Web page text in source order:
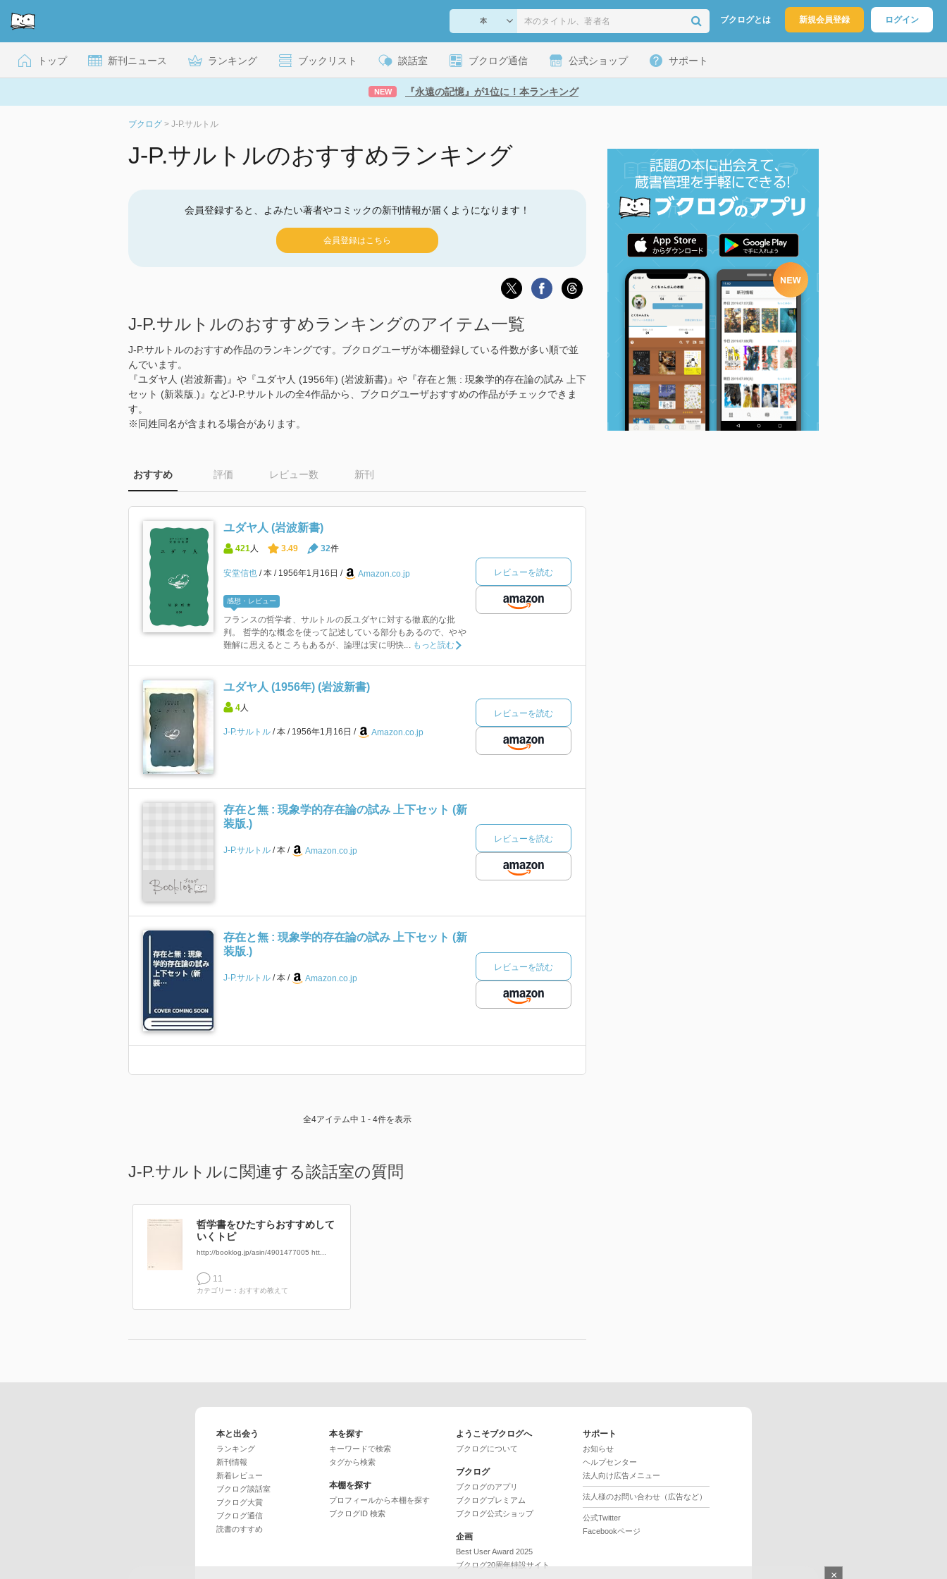
ブクログとは 新規会員登録 ログイン
トップ 新刊ニュース ランキング ブックリスト 談話室 ブクログ通信 公式ショップ サポート
NEW 『永遠の記憶』が1位に！本ランキング
ブクログ > J-P.サルトル
J-P.サルトルのおすすめランキング
会員登録すると、よみたい著者やコミックの新刊情報が届くようになります！
会員登録はこちら
J-P.サルトルのおすすめランキングのアイテム一覧
J-P.サルトルのおすすめ作品のランキングです。ブクログユーザが本棚登録している件数が多い順で並
んでいます。
『ユダヤ人 (岩波新書)』や『ユダヤ人 (1956年) (岩波新書)』や『存在と無 : 現象学的存在論の試み 上下
セット (新装版.)』などJ-P.サルトルの全4作品から、ブクログユーザおすすめの作品がチェックできま
す。
※同姓同名が含まれる場合があります。
おすすめ 評価 レビュー数 新刊
ユダヤ人 (岩波新書)
421人 3.49 32件
安堂信也 本 1956年1月16日 Amazon.co.jp
感想・レビュー
フランスの哲学者、サルトルの反ユダヤに対する徹底的な批
判。 哲学的な概念を使って記述している部分もあるので、やや
難解に思えるところもあるが、論理は実に明快...
もっと読む
レビューを読む
ユダヤ人 (1956年) (岩波新書)
4 人
J-P.サルトル 本 1956年1月16日 Amazon.co.jp
レビューを読む
存在と無 : 現象学的存在論の試み 上下セット (新
装版.)
J-P.サルトル 本 Amazon.co.jp
レビューを読む
存在と無 : 現象学的存在論の試み 上下セット (新
装版.)
J-P.サルトル 本 Amazon.co.jp
レビューを読む
全4アイテム中 1 - 4件を表示
J-P.サルトルに関連する談話室の質問
哲学書をひたすらおすすめして
いくトピ
http://booklog.jp/asin/4901477005 htt...
11
カテゴリー：おすすめ教えて
本と出会う
ランキング
新刊情報
新着レビュー
ブクログ談話室
ブクログ大賞
ブクログ通信
読書のすすめ
本を探す
キーワードで検索
タグから検索
本棚を探す
プロフィールから本棚を探す
ブクログID 検索
ようこそブクログへ
ブクログについて
ブクログ
ブクログのアプリ
ブクログプレミアム
ブクログ公式ショップ
企画
Best User Award 2025
ブクログ20周年特設サイト
サポート
お知らせ
ヘルプセンター
法人向け広告メニュー
法人様のお問い合わせ（広告など）
公式Twitter
Facebookページ
×